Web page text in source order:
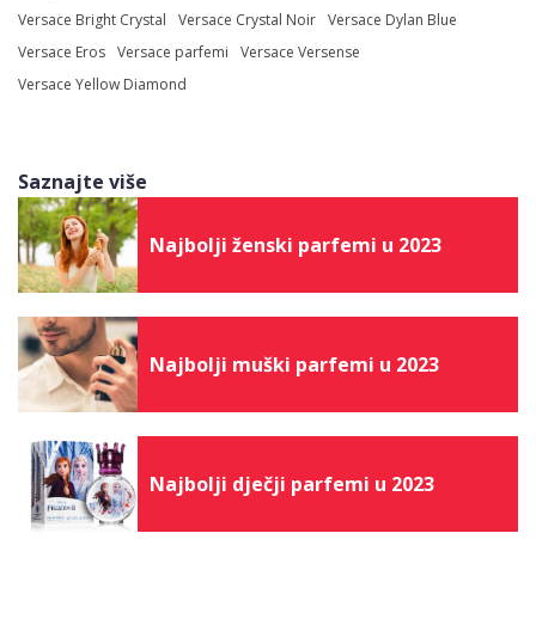
Versace Bright Crystal
Versace Crystal Noir Versace Dylan Blue
Versace Eros Versace parfemi
Versace Versense
Versace Yellow Diamond
Saznajte više
Najbolji ženski parfemi u 2023
Najbolji muški parfemi u 2023
Najbolji dječji parfemi u 2023